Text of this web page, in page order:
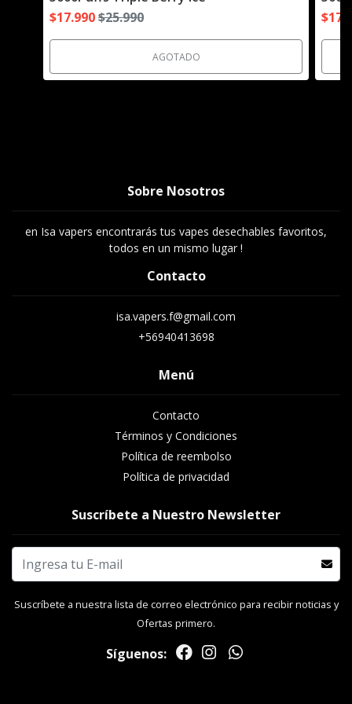
$17.990$25.990
AGOTADO
Sobre Nosotros
en Isa vapers encontrarás tus vapes desechables favoritos,
todos en un mismo lugar !
Contacto
isa.vapers.f@gmail.com
+56940413698
Menú
Contacto
Términos y Condiciones
Política de reembolso
Política de privacidad
Suscríbete a Nuestro Newsletter
Suscríbete a nuestra lista de correo electrónico para recibir noticias y
Ofertas primero.
Síguenos: